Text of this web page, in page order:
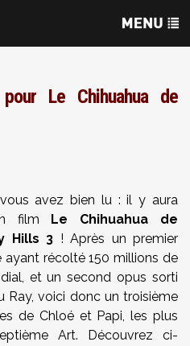
Le Chihuahua de
avez bien lu : il y aura
film Le Chihuahua de
Hills 3 ! Après un premier
ayant récolté 150 millions de
et un second opus sorti
Ray, voici donc un troisième
de Chloé et Papi, les plus
Art. Découvrez ci-